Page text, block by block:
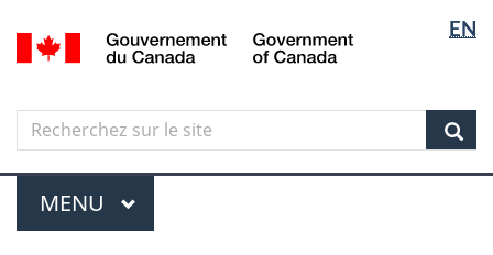
Aller
au
principal
Skip
to
government"
Passer
à
version
simplifiée
langue
EN
Canada
Search
Recherchez
sur
le
site
Menu
MENU PRINCIPAL